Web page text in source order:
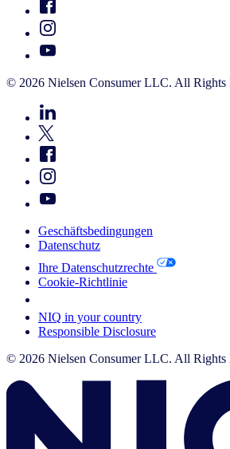
© 2026 Nielsen Consumer LLC. All Rights
Geschäftsbedingungen
Datenschutz
Ihre Datenschutzrechte
Cookie-Richtlinie
NIQ in your country
Responsible Disclosure
© 2026 Nielsen Consumer LLC. All Rights